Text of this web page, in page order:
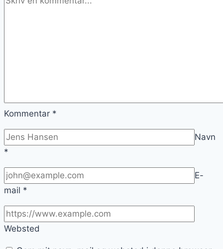
Kommentar *
Navn
*
E-
mail *
Websted